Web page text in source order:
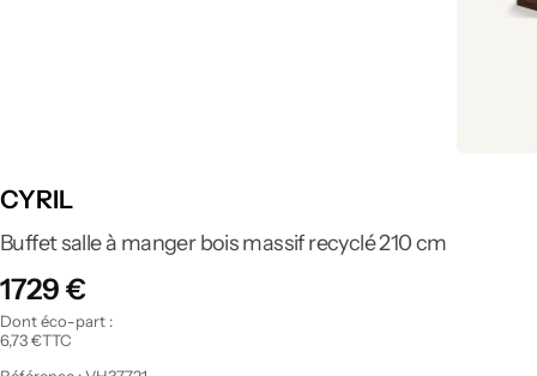
CYRIL
Buffet salle à manger bois massif recyclé 210 cm
1729 €
Dont éco-part :
6,73 €TTC